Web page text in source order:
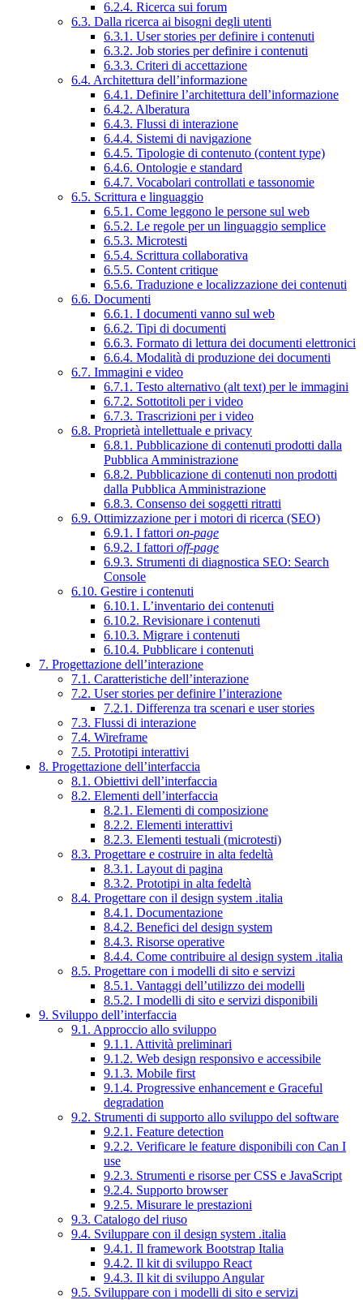
6.2.4. Ricerca sui forum
6.3. Dalla ricerca ai bisogni degli utenti
6.3.1. User stories per definire i contenuti
6.3.2. Job stories per definire i contenuti
6.3.3. Criteri di accettazione
6.4. Architettura dell’informazione
6.4.1. Definire l’architettura dell’informazione
6.4.2. Alberatura
6.4.3. Flussi di interazione
6.4.4. Sistemi di navigazione
6.4.5. Tipologie di contenuto (content type)
6.4.6. Ontologie e standard
6.4.7. Vocabolari controllati e tassonomie
6.5. Scrittura e linguaggio
6.5.1. Come leggono le persone sul web
6.5.2. Le regole per un linguaggio semplice
6.5.3. Microtesti
6.5.4. Scrittura collaborativa
6.5.5. Content critique
6.5.6. Traduzione e localizzazione dei contenuti
6.6. Documenti
6.6.1. I documenti vanno sul web
6.6.2. Tipi di documenti
6.6.3. Formato di lettura dei documenti elettronici
6.6.4. Modalità di produzione dei documenti
6.7. Immagini e video
6.7.1. Testo alternativo (alt text) per le immagini
6.7.2. Sottotitoli per i video
6.7.3. Trascrizioni per i video
6.8. Proprietà intellettuale e privacy
6.8.1. Pubblicazione di contenuti prodotti dalla
Pubblica Amministrazione
6.8.2. Pubblicazione di contenuti non prodotti
dalla Pubblica Amministrazione
6.8.3. Consenso dei soggetti ritratti
6.9. Ottimizzazione per i motori di ricerca (SEO)
6.9.1. I fattori on-page
6.9.2. I fattori off-page
6.9.3. Strumenti di diagnostica SEO: Search
Console
6.10. Gestire i contenuti
6.10.1. L’inventario dei contenuti
6.10.2. Revisionare i contenuti
6.10.3. Migrare i contenuti
6.10.4. Pubblicare i contenuti
7. Progettazione dell’interazione
7.1. Caratteristiche dell’interazione
7.2. User stories per definire l’interazione
7.2.1. Differenza tra scenari e user stories
7.3. Flussi di interazione
7.4. Wireframe
7.5. Prototipi interattivi
8. Progettazione dell’interfaccia
8.1. Obiettivi dell’interfaccia
8.2. Elementi dell’interfaccia
8.2.1. Elementi di composizione
8.2.2. Elementi interattivi
8.2.3. Elementi testuali (microtesti)
8.3. Progettare e costruire in alta fedeltà
8.3.1. Layout di pagina
8.3.2. Prototipi in alta fedeltà
8.4. Progettare con il design system .italia
8.4.1. Documentazione
8.4.2. Benefici del design system
8.4.3. Risorse operative
8.4.4. Come contribuire al design system .italia
8.5. Progettare con i modelli di sito e servizi
8.5.1. Vantaggi dell’utilizzo dei modelli
8.5.2. I modelli di sito e servizi disponibili
9. Sviluppo dell’interfaccia
9.1. Approccio allo sviluppo
9.1.1. Attività preliminari
9.1.2. Web design responsivo e accessibile
9.1.3. Mobile first
9.1.4. Progressive enhancement e Graceful
degradation
9.2. Strumenti di supporto allo sviluppo del software
9.2.1. Feature detection
9.2.2. Verificare le feature disponibili con Can I
use
9.2.3. Strumenti e risorse per CSS e JavaScript
9.2.4. Supporto browser
9.2.5. Misurare le prestazioni
9.3. Catalogo del riuso
9.4. Sviluppare con il design system .italia
9.4.1. Il framework Bootstrap Italia
9.4.2. Il kit di sviluppo React
9.4.3. Il kit di sviluppo Angular
9.5. Sviluppare con i modelli di sito e servizi